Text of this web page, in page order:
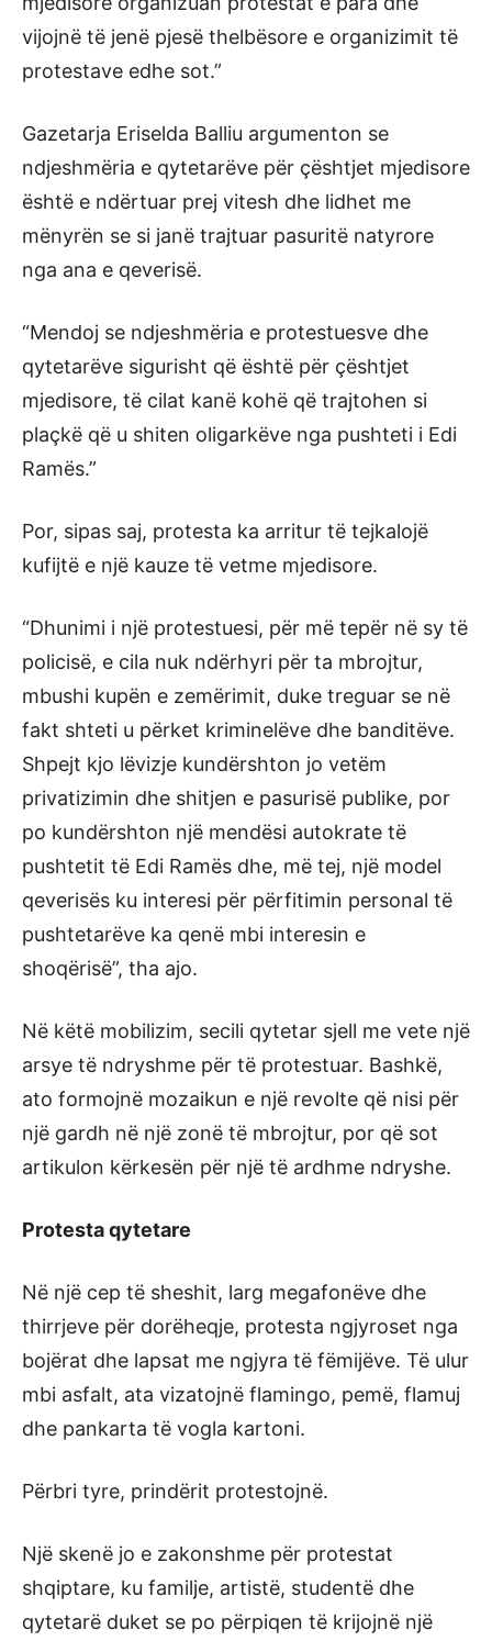
vijojnë të jenë pjesë thelbësore e organizimit të
protestave edhe sot.”
Gazetarja Eriselda Balliu argumenton se
ndjeshmëria e qytetarëve për çështjet mjedisore
është e ndërtuar prej vitesh dhe lidhet me
mënyrën se si janë trajtuar pasuritë natyrore
nga ana e qeverisë.
“Mendoj se ndjeshmëria e protestuesve dhe
qytetarëve sigurisht që është për çështjet
mjedisore, të cilat kanë kohë që trajtohen si
plaçkë që u shiten oligarkëve nga pushteti i Edi
Ramës.”
Por, sipas saj, protesta ka arritur të tejkalojë
kufijtë e një kauze të vetme mjedisore.
“Dhunimi i një protestuesi, për më tepër në sy të
policisë, e cila nuk ndërhyri për ta mbrojtur,
mbushi kupën e zemërimit, duke treguar se në
fakt shteti u përket kriminelëve dhe banditëve.
Shpejt kjo lëvizje kundërshton jo vetëm
privatizimin dhe shitjen e pasurisë publike, por
po kundërshton një mendësi autokrate të
pushtetit të Edi Ramës dhe, më tej, një model
qeverisës ku interesi për përfitimin personal të
pushtetarëve ka qenë mbi interesin e
shoqërisë”, tha ajo.
Në këtë mobilizim, secili qytetar sjell me vete një
arsye të ndryshme për të protestuar. Bashkë,
ato formojnë mozaikun e një revolte që nisi për
një gardh në një zonë të mbrojtur, por që sot
artikulon kërkesën për një të ardhme ndryshe.
Protesta qytetare
Në një cep të sheshit, larg megafonëve dhe
thirrjeve për dorëheqje, protesta ngjyroset nga
bojërat dhe lapsat me ngjyra të fëmijëve. Të ulur
mbi asfalt, ata vizatojnë flamingo, pemë, flamuj
dhe pankarta të vogla kartoni.
Përbri tyre, prindërit protestojnë.
Një skenë jo e zakonshme për protestat
shqiptare, ku familje, artistë, studentë dhe
qytetarë duket se po përpiqen të krijojnë një